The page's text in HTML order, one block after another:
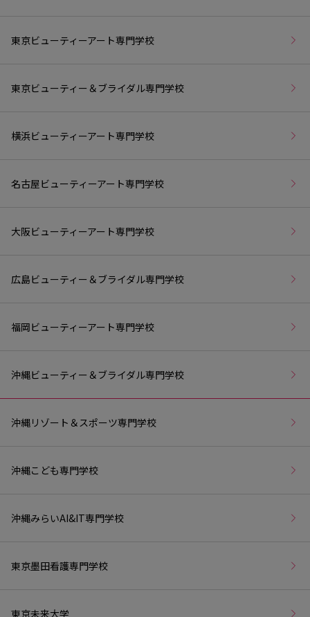
東京ビューティーアート専門学校
東京ビューティー＆ブライダル専門学校
横浜ビューティーアート専門学校
名古屋ビューティーアート専門学校
大阪ビューティーアート専門学校
広島ビューティー＆ブライダル専門学校
福岡ビューティーアート専門学校
沖縄ビューティー＆ブライダル専門学校
沖縄リゾート＆スポーツ専門学校
沖縄こども専門学校
沖縄みらいAI&IT専門学校
東京墨田看護専門学校
東京未来大学